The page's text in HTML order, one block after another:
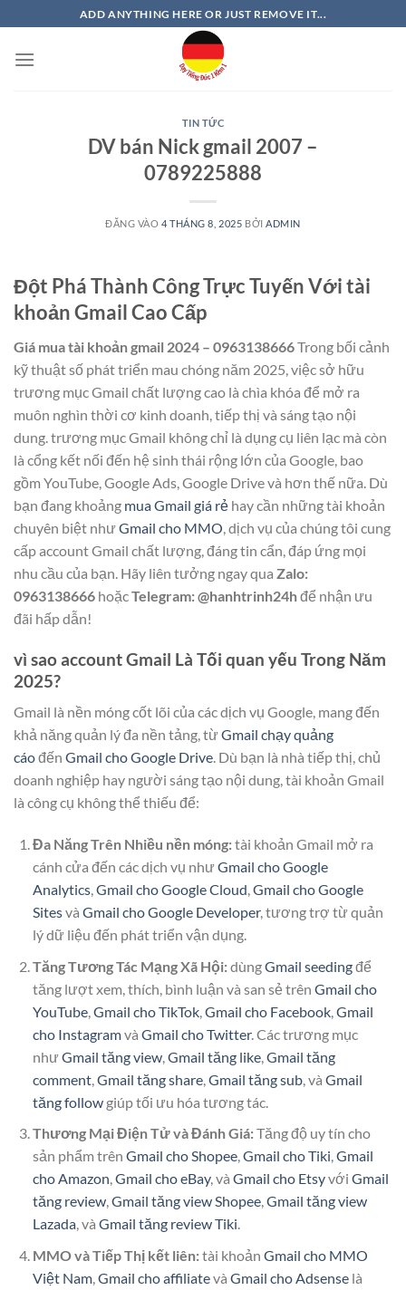
qua
nội
ADD ANYTHING HERE OR JUST REMOVE IT...
TIN TỨC
DV bán Nick gmail 2007 –
0789225888
ĐĂNG VÀO 4 THÁNG 8, 2025 BỞI ADMIN
Đột Phá Thành Công Trực Tuyến Với tài
khoản Gmail Cao Cấp
Giá mua tài khoản gmail 2024 – 0963138666Trong bối cảnh
kỹ thuật số phát triển mau chóng năm 2025, việc sở hữu
trương mục Gmail chất lượng cao là chìa khóa để mở ra
muôn nghìn thời cơ kinh doanh, tiếp thị và sáng tạo nội
dung. trương mục Gmail không chỉ là dụng cụ liên lạc mà còn
là cổng kết nối đến hệ sinh thái rộng lớn của Google, bao
gồm YouTube, Google Ads, Google Drive và hơn thế nữa. Dù
bạn đang khoảng mua Gmail giá rẻ hay cần những tài khoản
chuyên biệt nhưGmail cho MMO , dịch vụ của chúng tôi cung
cấp account Gmail chất lượng, đáng tin cẩn, đáp ứng mọi
nhu cầu của bạn. Hãy liên tưởng ngay qua Zalo:
0963138666 hoặcTelegram: @hanhtrinh24hđể nhận ưu
đãi hấp dẫn!
vì sao account Gmail Là Tối quan yếu Trong Năm
2025?
Gmail là nền móng cốt lõi của các dịch vụ Google, mang đến
khả năng quản lý đa nền tảng, từGmail chạy quảng
cáođến Gmail cho Google Drive. Dù bạn là nhà tiếp thị, chủ
doanh nghiệp hay người sáng tạo nội dung, tài khoản Gmail
là công cụ không thể thiếu để:
Đa Năng Trên Nhiều nền móng:tài khoản Gmail mở ra
cánh cửa đến các dịch vụ nhưGmail cho Google
Analytics,Gmail cho Google Cloud,Gmail cho Google
Sitesvà Gmail cho Google Developer, tương trợ từ quản
lý dữ liệu đến phát triển vận dụng.
Tăng Tương Tác Mạng Xã Hội:dùngGmail seedingđể
tăng lượt xem, thích, bình luận và san sẻ trên Gmail cho
YouTube, Gmail cho TikTok, Gmail cho Facebook, Gmail
cho Instagramvà Gmail cho Twitter. Các trương mục
nhưGmail tăng view, Gmail tăng like, Gmail tăng
comment, Gmail tăng share, Gmail tăng sub, và Gmail
tăng followgiúp tối ưu hóa tương tác.
Thương Mại Điện Tử và Đánh Giá:Tăng độ uy tín cho
sản phẩm trên Gmail cho Shopee,Gmail cho Tiki,Gmail
cho Amazon,Gmail cho eBay, và Gmail cho Etsyvới Gmail
tăng review,Gmail tăng view Shopee,Gmail tăng view
Lazada, và Gmail tăng review Tiki.
MMO và Tiếp Thị kết liên:tài khoản Gmail cho MMO
Việt Nam, Gmail cho affiliatevà Gmail cho Adsenselà